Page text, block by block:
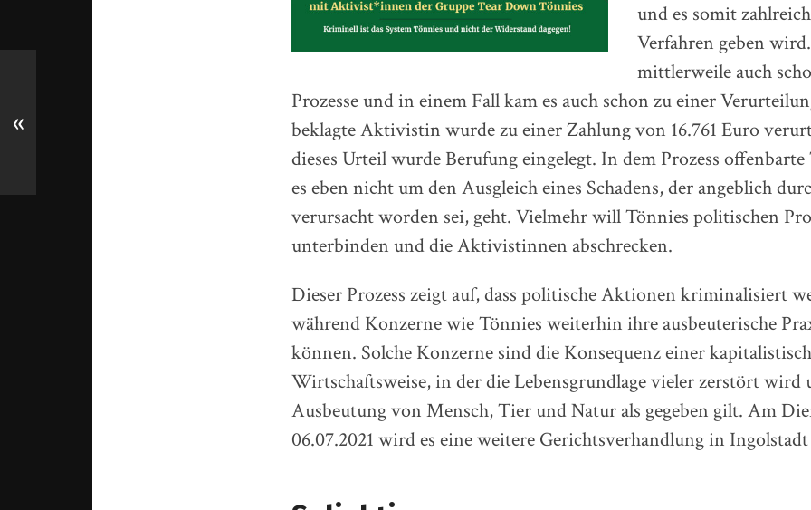
und es somit
Verfahren geben
mittlerweile auch
Prozesse und in einem Fall kam es auch schon zu einer
beklagte Aktivistin wurde zu einer Zahlung von 16.761 Euro
dieses Urteil wurde Berufung eingelegt. In dem Prozess offenbarte
es eben nicht um den Ausgleich eines Schadens, der angeblich
verursacht worden sei, geht. Vielmehr will Tönnies politischen
unterbinden und die Aktivistinnen abschrecken.
Dieser Prozess zeigt auf, dass politische Aktionen kriminalisiert
während Konzerne wie Tönnies weiterhin ihre ausbeuterische
können. Solche Konzerne sind die Konsequenz einer
Wirtschaftsweise, in der die Lebensgrundlage vieler zerstört wird
Ausbeutung von Mensch, Tier und Natur als gegeben gilt. Am
06.07.2021 wird es eine weitere Gerichtsverhandlung in Ingolstadt
«